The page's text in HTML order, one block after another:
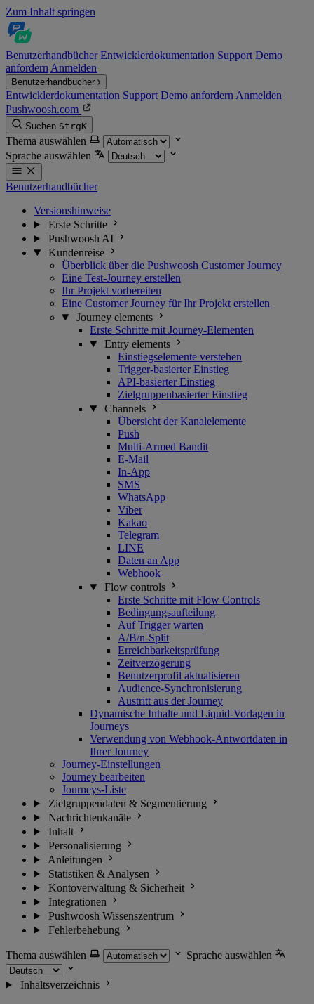
Zum Inhalt springen
BenutzerhandbücherEntwicklerdokumentation Support Demo
anfordern Anmelden
Benutzerhandbücher
Entwicklerdokumentation Support Demo anfordern Anmelden
Pushwoosh.com
Suchen StrgK
Thema auswählen
Sprache auswählen
Benutzerhandbücher
Versionshinweise
Erste Schritte
Pushwoosh AI
Kundenreise
Überblick über die Pushwoosh Customer Journey
Eine Test-Journey erstellen
Ihr Projekt vorbereiten
Eine Customer Journey für Ihr Projekt erstellen
Journey elements
Erste Schritte mit Journey-Elementen
Entry elements
Einstiegselemente verstehen
Trigger-basierter Einstieg
API-basierter Einstieg
Zielgruppenbasierter Einstieg
Channels
Übersicht der Kanalelemente
Push
Multi-Armed Bandit
E-Mail
In-App
SMS
WhatsApp
Viber
Kakao
Telegram
LINE
Daten an App
Webhook
Flow controls
Erste Schritte mit Flow Controls
Bedingungsaufteilung
Auf Trigger warten
A/B/n-Split
Erreichbarkeitsprüfung
Zeitverzögerung
Benutzerprofil aktualisieren
Audience-Synchronisierung
Austritt aus der Journey
Dynamische Inhalte und Liquid-Vorlagen in
Journeys
Verwendung von Webhook-Antwortdaten in
Ihrer Journey
Journey-Einstellungen
Journey bearbeiten
Journeys-Liste
Zielgruppendaten & Segmentierung
Nachrichtenkanäle
Inhalt
Personalisierung
Anleitungen
Statistiken & Analysen
Kontoverwaltung & Sicherheit
Integrationen
Pushwoosh Wissenszentrum
Fehlerbehebung
Thema auswählen Sprache auswählen
Inhaltsverzeichnis